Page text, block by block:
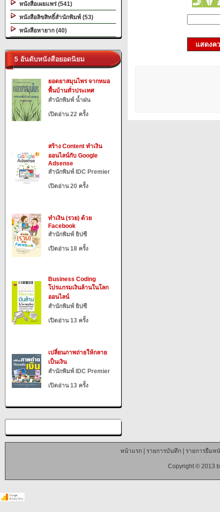
หนังสือเผยแพร่ (541)
หนังสือลิขสิทธิ์สำนักพิมพ์ (53)
หนังสือหายาก (40)
5 อันดับหนังสือยอดนิยม
ยอดยาสมุนไพร จากหมอ
พื้นบ้านทั่วประเทศ
สำนักพิมพ์ น้ำฝน
เปิดอ่าน 22 ครั้ง
สร้าง Content ทำเงิน
ออนไลน์กับ Google
Adsense
สำนักพิมพ์ IDC Premier
เปิดอ่าน 20 ครั้ง
ทำเงิน (รวย) ด้วย
Facebook
สำนักพิมพ์ ยิปซี
เปิดอ่าน 18 ครั้ง
Business Coding
โปรแกรมเงินล้านในโลก
ออนไลน์
สำนักพิมพ์ ยิปซี
เปิดอ่าน 13 ครั้ง
เปลี่ยนภาพถ่ายให้กลาย
เป็นเงิน
สำนักพิมพ์ IDC Premier
เปิดอ่าน 13 ครั้ง
แสดงค
หน้าแรก| รายการบันทึก| รายการยืมห
Copyright © 2013